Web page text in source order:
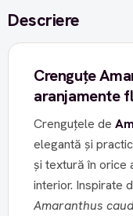
Descriere
Crenguțe
aranjamente
Crenguțele de
elegantă și
și textură în orice
interior. Inspirate
Amaranthus